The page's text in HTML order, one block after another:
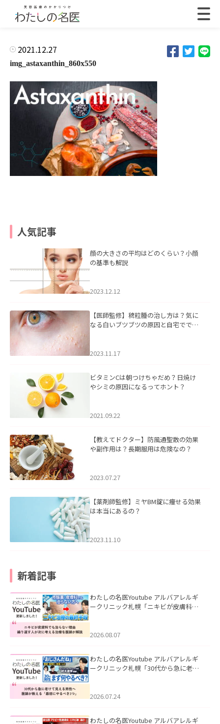
2021.12.27
img_astaxanthin_860x550
人気記事
顔の大きさの平均はどのくらい？小顔
の基準も解説
2023.12.12
【医師監修】稗粒腫の治し方は？気に
なる白いブツブツの原因と自宅ででき
2023.11.17
ビタミンCは朝つけちゃだめ？日焼け
やシミの原因になるってホント？
2021.09.22
【教えてドクター】防風通聖散の効果
や副作用は？長期服用は危険なの？
2023.07.27
【薬剤師監修】ミヤBM錠に痩せる効果
は本当にあるの？
2023.11.10
新着記事
わたしの名医Youtube アルバアレルギ
ークリニック札幌「ニキビが皮膚科で
ました。
2026.08.07
わたしの名医Youtube アルバアレルギ
ークリニック札幌「30代から急に老け
た。
2026.07.24
わたしの名医Youtube アルバアレルギ